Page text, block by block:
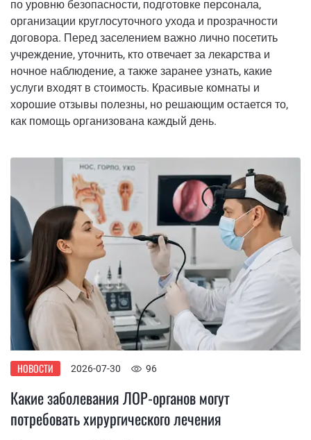
по уровню безопасности, подготовке персонала,
организации круглосуточного ухода и прозрачности
договора. Перед заселением важно лично посетить
учреждение, уточнить, кто отвечает за лекарства и
ночное наблюдение, а также заранее узнать, какие
услуги входят в стоимость. Красивые комнаты и
хорошие отзывы полезны, но решающим остается то,
как помощь организована каждый день.
НОВОСТИ 2026-07-30 96
Какие заболевания ЛОР-органов могут
потребовать хирургического лечения